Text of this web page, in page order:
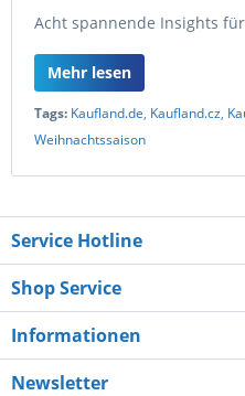
Acht spannende Insights
Mehr lesen
Tags: Kaufland.de, Kaufland.cz,
Weihnachtssaison
Service Hotline
Shop Service
Informationen
Newsletter